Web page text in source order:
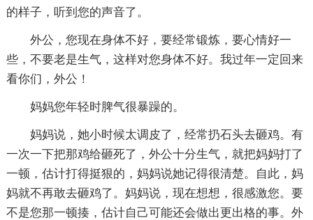
的样子，听到您的声音了。
外公，您现在身体不好，要经常锻炼，要心情好一
些，不要老是生气，这样对您身体不好。我过年一定回来
看你们，外公！
妈妈您年轻时脾气很暴躁的。
妈妈说，她小时候太调皮了，经常扔石头去砸鸡。有
一次一下把那鸡给砸死了，外公十分生气，就把妈妈打了
一顿，估计打得挺狠的，妈妈说她记得很清楚。自此，妈
妈就不再敢去砸鸡了。妈妈说，现在想想，很感激您。要
不是您那一顿揍，估计自己可能还会做出更出格的事。外